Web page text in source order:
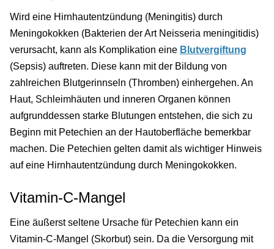
Wird eine Hirnhautentzündung (Meningitis) durch
Meningokokken (Bakterien der Art Neisseria meningitidis)
verursacht, kann als Komplikation eine Blutvergiftung
(Sepsis) auftreten. Diese kann mit der Bildung von
zahlreichen Blutgerinnseln (Thromben) einhergehen. An
Haut, Schleimhäuten und inneren Organen können
aufgrunddessen starke Blutungen entstehen, die sich zu
Beginn mit Petechien an der Hautoberfläche bemerkbar
machen. Die Petechien gelten damit als wichtiger Hinweis
auf eine Hirnhautentzündung durch Meningokokken.
Vitamin-C-Mangel
Eine äußerst seltene Ursache für Petechien kann ein
Vitamin-C-Mangel (Skorbut) sein. Da die Versorgung mit